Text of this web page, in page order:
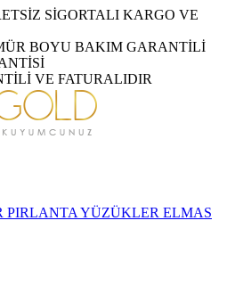
SİGORTALI KARGO VE
BOYU BAKIM GARANTİLİ
VE FATURALIDIR
PIRLANTA YÜZÜKLER ELMAS